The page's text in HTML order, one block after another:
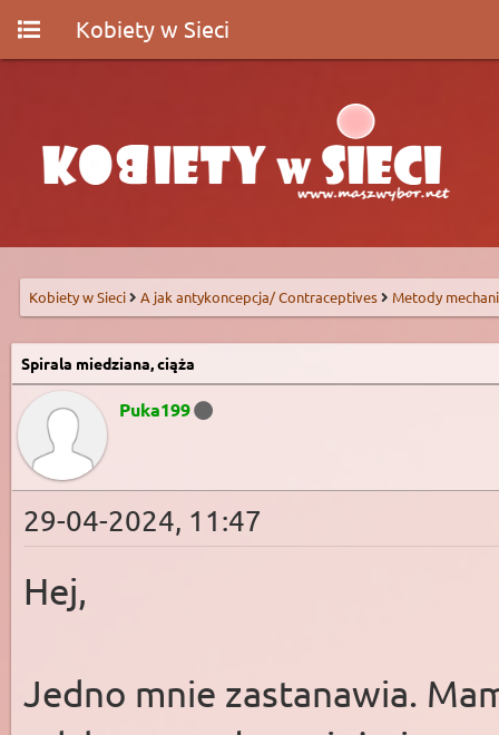
Kobiety w Sieci
Kobiety w Sieci A jak antykoncepcja/ Contraceptives Metody
Spirala miedziana, ciąża
Puka199
29-04-2024, 11:47
Hej,
Jedno mnie zastanawia.